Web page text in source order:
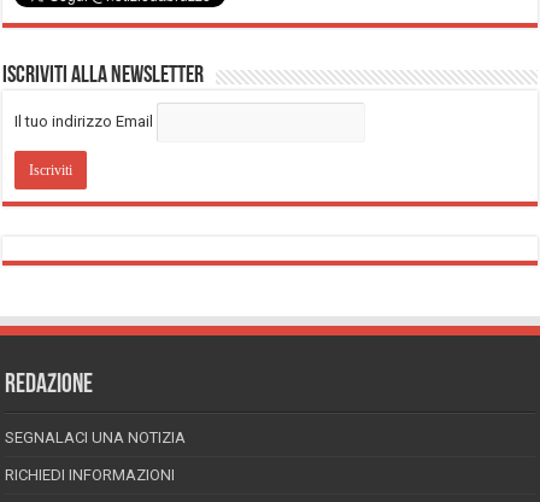
Iscriviti alla Newsletter
Il tuo indirizzo Email
REDAZIONE
SEGNALACI UNA NOTIZIA
RICHIEDI INFORMAZIONI